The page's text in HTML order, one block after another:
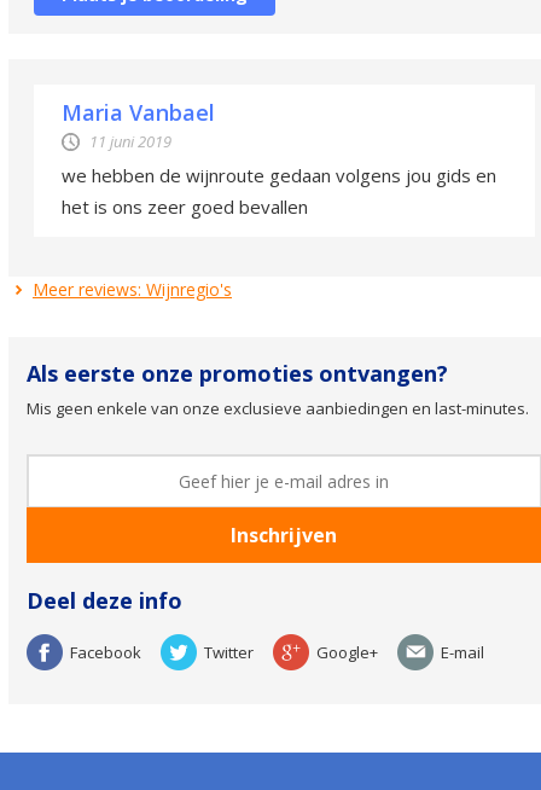
Maria Vanbael
11 juni 2019
we hebben de wijnroute gedaan volgens jou gids en
het is ons zeer goed bevallen
Meer reviews: Wijnregio's
Als eerste onze promoties ontvangen?
Mis geen enkele van onze exclusieve aanbiedingen en last-minutes.
Deel deze info
Facebook Twitter Google+ E-mail